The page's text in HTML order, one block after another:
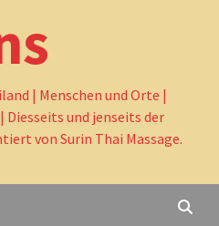
| Menschen und Orte |
Diesseits und jenseits der
von Surin Thai Massage.